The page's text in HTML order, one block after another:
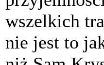
wszelkich
nie jest to